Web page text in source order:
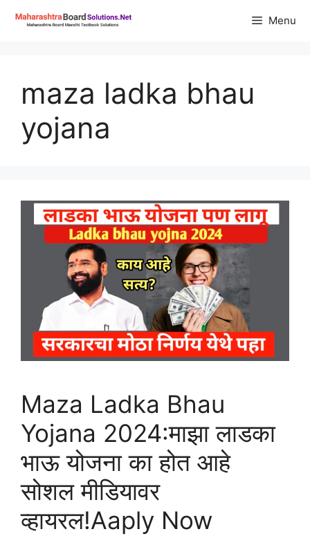
Menu
maza ladka bhau
yojana
Maza Ladka Bhau
Yojana 2024:माझा लाडका
भाऊ योजना का होत आहे
सोशल मीडियावर
व्हायरल!Aaply Now